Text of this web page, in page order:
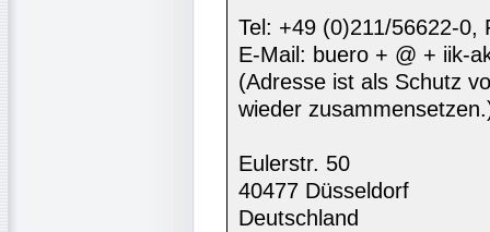
Tel: +49 (0)211/56622-0,
E-Mail: buero + @ + iik-
(Adresse ist als Schutz
wieder
Eulerstr. 50
40477 Düsseldorf
Deutschland